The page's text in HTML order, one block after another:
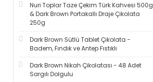
Nuri Toplar Taze Çekim Türk Kahvesi 500g
& Dark Brown Portakallı Draje Çikolata
250g
Dark Brown Sütlü Tablet Çikolata -
Badem, Fındık ve Antep Fıstıklı
Dark Brown Nikah Çikolatası - 48 Adet
Sargılı Dolgulu